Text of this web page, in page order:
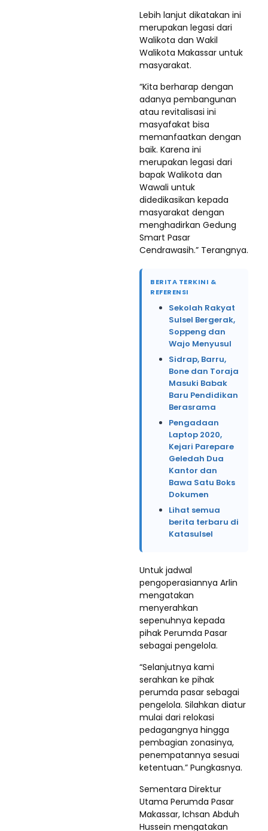
Lebih lanjut dikatakan ini
merupakan legasi dari
Walikota dan Wakil
Walikota Makassar untuk
masyarakat.
“Kita berharap dengan
adanya pembangunan
atau revitalisasi ini
masyafakat bisa
memanfaatkan dengan
baik. Karena ini
merupakan legasi dari
bapak Walikota dan
Wawali untuk
didedikasikan kepada
masyarakat dengan
menghadirkan Gedung
Smart Pasar
Cendrawasih.” Terangnya.
BERITA TERKINI &
REFERENSI
Sekolah Rakyat
Sulsel Bergerak,
Soppeng dan
Wajo Menyusul
Sidrap, Barru,
Bone dan Toraja
Masuki Babak
Baru Pendidikan
Berasrama
Pengadaan
Laptop 2020,
Kejari Parepare
Geledah Dua
Kantor dan
Bawa Satu Boks
Dokumen
Lihat semua
berita terbaru di
Katasulsel
Untuk jadwal
pengoperasiannya Arlin
mengatakan
menyerahkan
sepenuhnya kepada
pihak Perumda Pasar
sebagai pengelola.
“Selanjutnya kami
serahkan ke pihak
perumda pasar sebagai
pengelola. Silahkan diatur
mulai dari relokasi
pedagangnya hingga
pembagian zonasinya,
penempatannya sesuai
ketentuan.” Pungkasnya.
Sementara Direktur
Utama Perumda Pasar
Makassar, Ichsan Abduh
Hussein mengatakan